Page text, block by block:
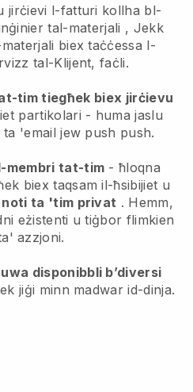
jirċievi l-fatturi kollha bl-
tal-materjali , Jekk
biex taċċessa l-
tal-Klijent, faċli.
tim tiegħek biex jirċievu
partikolari - huma jaslu
'email jew push push.
membri tat-tim - ħloqna
biex taqsam il-ħsibijiet u
noti ta 'tim privat . Hemm,
eżistenti u tiġbor flimkien
azzjoni.
disponibbli b’diversi
jiġi minn madwar id-dinja.